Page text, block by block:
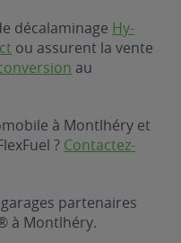
décalaminage Hy-
ou assurent la vente
au
à Montlhéry et
? Contactez-
partenaires
à Montlhéry.